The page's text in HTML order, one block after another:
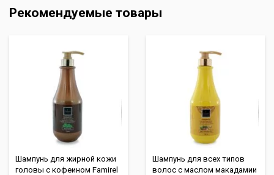
Рекомендуемые товары
Шампунь для жирной кожи
головы с кофеином Famirel
Шампунь для всех типов
волос с маслом макадамии